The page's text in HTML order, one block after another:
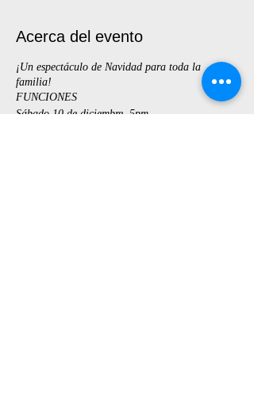
Acerca del evento
¡Un espectáculo de Navidad para toda la
familia!
FUNCIONES
Sábado 10 de diciembre, 5pm